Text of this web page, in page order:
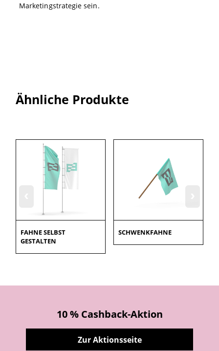
Marketingstrategie sein.
Ähnliche Produkte
FAHNE SELBST
GESTALTEN
SCHWENKFAHNE
10 % Cashback-Aktion
Zur Aktionsseite